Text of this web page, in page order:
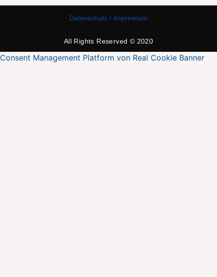
Datenschutz / Impressum
All Rights Reserved © 2020
Consent Management Platform von Real Cookie Banner